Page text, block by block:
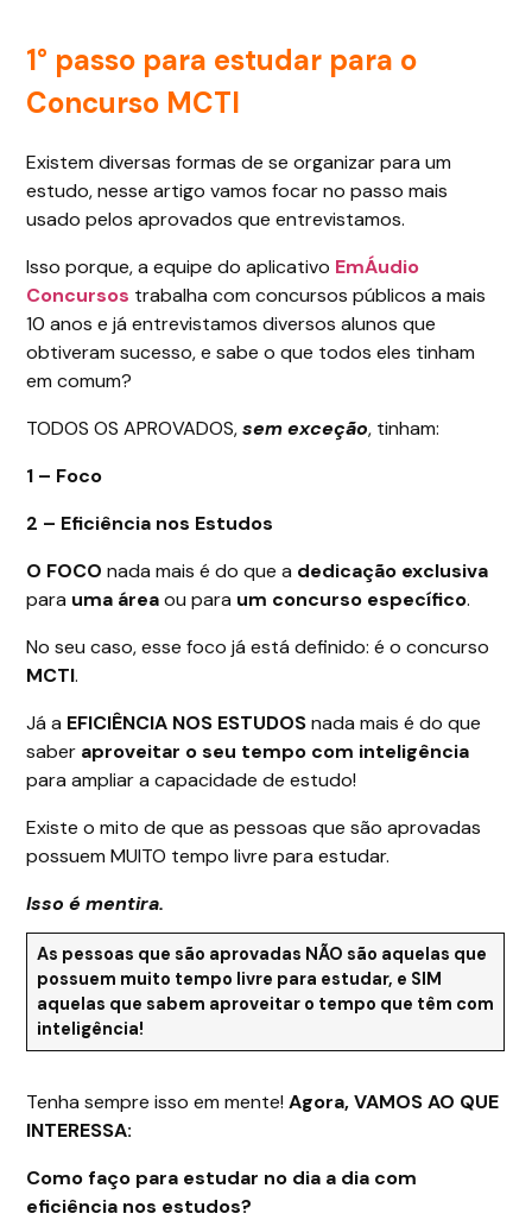
1° passo para estudar para o
Concurso MCTI
Existem diversas formas de se organizar para um
estudo, nesse artigo vamos focar no passo mais
usado pelos aprovados que entrevistamos.
Isso porque, a equipe do aplicativo EmÁudio
Concursos trabalha com concursos públicos a mais
10 anos e já entrevistamos diversos alunos que
obtiveram sucesso, e sabe o que todos eles tinham
em comum?
TODOS OS APROVADOS,sem exceção, tinham:
1 – Foco
2 – Eficiência nos Estudos
O FOCO nada mais é do que a dedicação exclusiva
para uma áreaou para um concurso específico.
No seu caso, esse foco já está definido: é o concurso
MCTI.
Já a EFICIÊNCIA NOS ESTUDOSnada mais é do que
saber aproveitar o seu tempo com inteligência
para ampliar a capacidade de estudo!
Existe o mito de que as pessoas que são aprovadas
possuem MUITO tempo livre para estudar.
Isso é mentira.
As pessoas que são aprovadas NÃO são aquelas que
possuem muito tempo livre para estudar, e SIM
aquelas que sabem aproveitar o tempo que têm com
inteligência!
Tenha sempre isso em mente!Agora, VAMOS AO QUE
INTERESSA:
Como faço para estudar no dia a dia com
eficiência nos estudos?